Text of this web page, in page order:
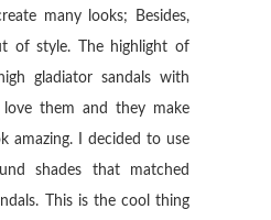
many looks; Besides,
of style. The highlight of
gladiator sandals with
them and they make
amazing. I decided to use
shades that matched
This is the cool thing